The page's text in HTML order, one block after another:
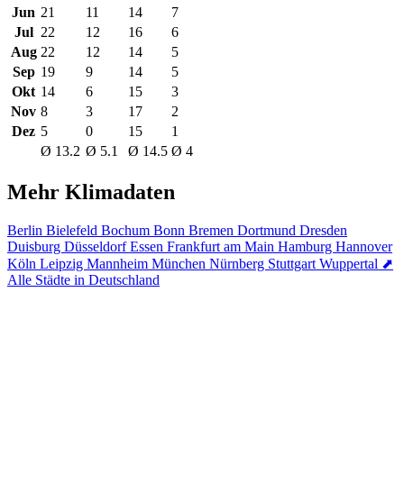
Jun 21 11 14
7
Jul 22 12 16
6
Aug 22 12 14
5
Sep 19 9 14
5
Okt 14 6 15
3
Nov 8 3 17
2
Dez 5 0 15
1
Ø 13.2 Ø 5.1 Ø 14.5 Ø 4
Mehr Klimadaten
Berlin Bielefeld Bochum Bonn Bremen Dortmund Dresden
Duisburg DüsseldorfEssen Frankfurt am Main Hamburg Hannover
Köln Leipzig Mannheim München Nürnberg Stuttgart Wuppertal ⬈
Alle Städte in Deutschland